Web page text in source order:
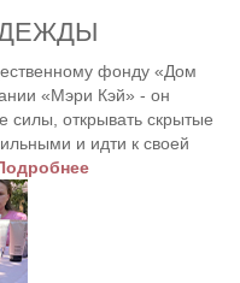
фонду «Дом
«Мэри Кэй» - он
силы, открывать скрытые
и идти к своей